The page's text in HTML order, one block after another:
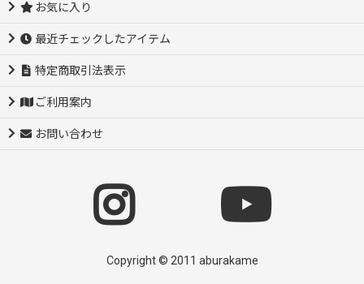
お気に入り
最近チェックしたアイテム
特定商取引法表示
ご利用案内
お問い合わせ
Copyright © 2011 aburakame